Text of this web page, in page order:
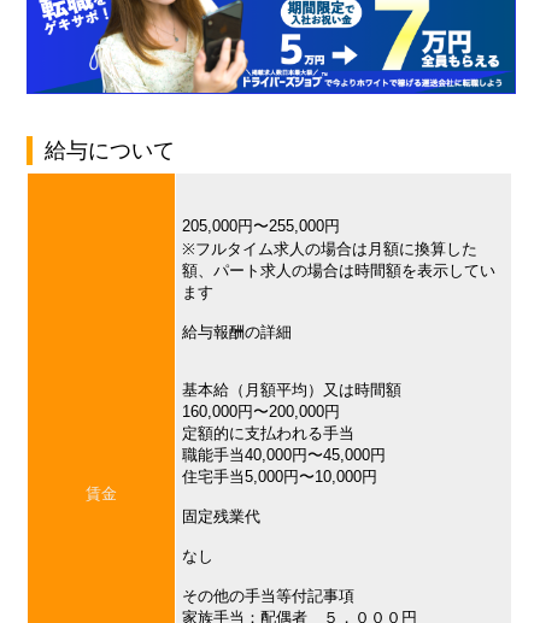
給与について
賃金
205,000円〜255,000円
※フルタイム求人の場合は月額に換算した
額、パート求人の場合は時間額を表示してい
ます
給与報酬の詳細
基本給（月額平均）又は時間額
160,000円〜200,000円
定額的に支払われる手当
職能手当40,000円〜45,000円
住宅手当5,000円〜10,000円
固定残業代
なし
その他の手当等付記事項
家族手当：配偶者 ５，０００円